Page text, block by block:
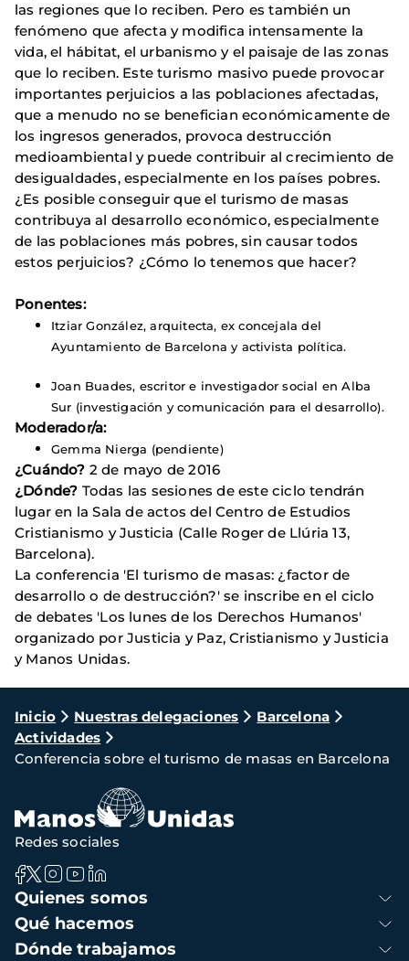
las regiones que lo reciben. Pero es también un
fenómeno que afecta y modifica intensamente la
vida, el hábitat, el urbanismo y el paisaje de las zonas
que lo reciben. Este turismo masivo puede provocar
importantes perjuicios a las poblaciones afectadas,
que a menudo no se benefician económicamente de
los ingresos generados, provoca destrucción
medioambiental y puede contribuir al crecimiento de
desigualdades, especialmente en los países pobres.
¿Es posible conseguir que el turismo de masas
contribuya al desarrollo económico, especialmente
de las poblaciones más pobres, sin causar todos
estos perjuicios? ¿Cómo lo tenemos que hacer?
Ponentes:
Itziar González, arquitecta, ex concejala del
Ayuntamiento de Barcelona y activista política.
Joan Buades, escritor e investigador social en Alba
Sur (investigación y comunicación para el desarrollo).
Moderador/a:
Gemma Nierga (pendiente)
¿Cuándo? 2 de mayo de 2016
¿Dónde? Todas las sesiones de este ciclo tendrán
lugar en la Sala de actos del Centro de Estudios
Cristianismo y Justicia (Calle Roger de Llúria 13,
Barcelona).
La conferencia 'El turismo de masas: ¿factor de
desarrollo o de destrucción?' se inscribe en el ciclo
de debates 'Los lunes de los Derechos Humanos'
organizado por Justicia y Paz, Cristianismo y Justicia
y Manos Unidas.
Ruta
de
navegación
Inicio Nuestras delegaciones
Barcelona
Actividades
Conferencia sobre el turismo de masas en Barcelona
Navegación
principal
Quienes somos
Qué hacemos
Dónde trabajamos
Redes sociales